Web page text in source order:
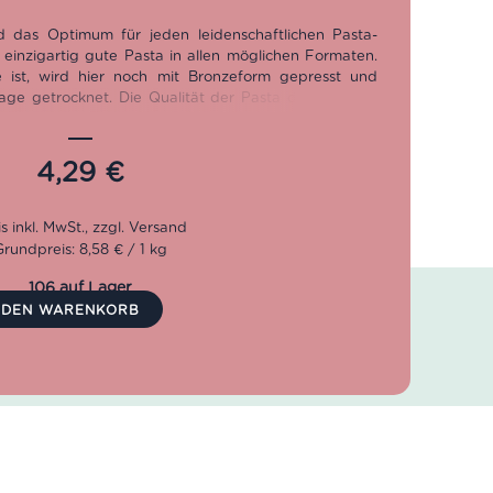
das Optimum für jeden leidenschaftlichen Pasta-
einzigartig gute Pasta in allen möglichen Formaten.
ist, wird hier noch mit Bronzeform gepresst und
getrocknet. Die Qualität der Pasta di Gragnano
4,29 €
8,58 € / 1 kg
106 auf Lager
WARENKORB